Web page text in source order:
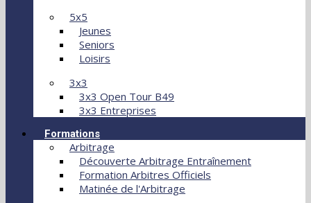
5x5
Jeunes
Seniors
Loisirs
3x3
3x3 Open Tour B49
3x3 Entreprises
Formations
Arbitrage
Découverte Arbitrage Entraînement
Formation Arbitres Officiels
Matinée de l'Arbitrage